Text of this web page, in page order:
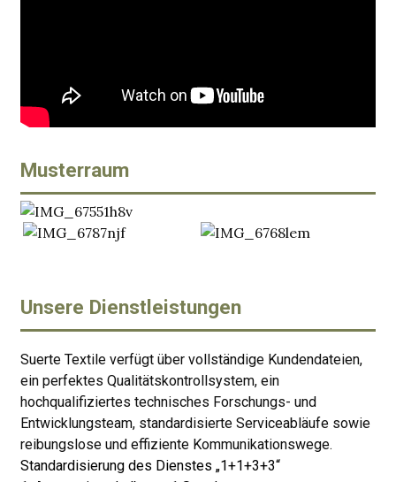
Musterraum
Unsere Dienstleistungen
Suerte Textile verfügt über vollständige Kundendateien,
ein perfektes Qualitätskontrollsystem, ein
hochqualifiziertes technisches Forschungs- und
Entwicklungsteam, standardisierte Serviceabläufe sowie
reibungslose und effiziente Kommunikationswege.
Standardisierung des Dienstes „1+1+3+3“